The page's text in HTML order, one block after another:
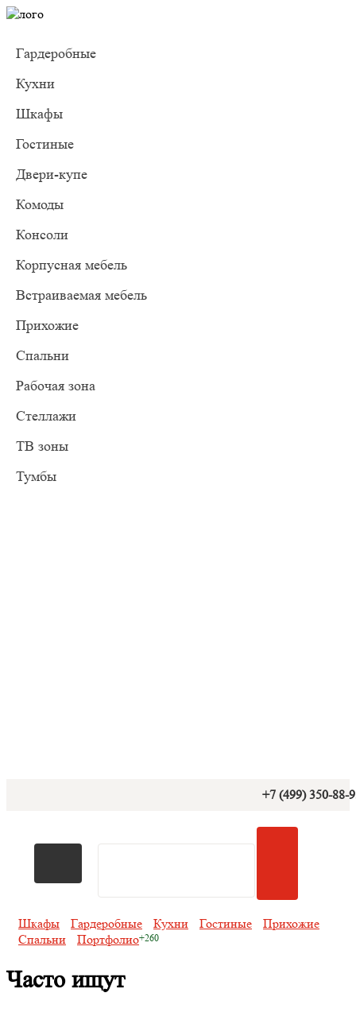
Гардеробные
Кухни
Шкафы
Гостиные
Двери-купе
Комоды
Консоли
Корпусная мебель
Встраиваемая мебель
Прихожие
Спальни
Рабочая зона
Стеллажи
ТВ зоны
Тумбы
+7 (499) 350-88-
Шкафы Гардеробные Кухни Гостиные
Прихожие
Спальни
Портфолио
Часто ищут